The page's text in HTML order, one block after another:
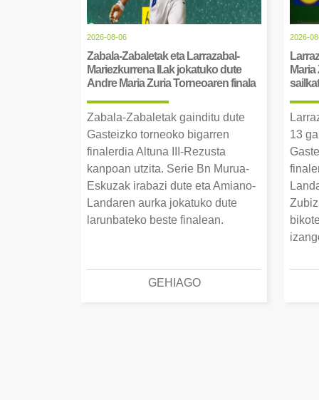
2026-08-06
Zabala-Zabaletak eta Larrazabal-
Mariezkurrena II.ak jokatuko dute
Andre Maria Zuria Torneoaren finala
Zabala-Zabaletak gainditu dute
Gasteizko torneoko bigarren
finalerdia Altuna III-Rezusta
kanpoan utzita. Serie Bn Murua-
Eskuzak irabazi dute eta Amiano-
Landaren aurka jokatuko dute
larunbateko beste finalean.
GEHIAGO
2026-
13